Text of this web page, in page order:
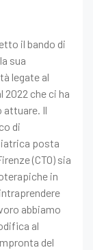
il bando di
sua
legate al
che ci ha
attuare. Il
di
posta
(CTO) sia
in
abbiamo
al
del